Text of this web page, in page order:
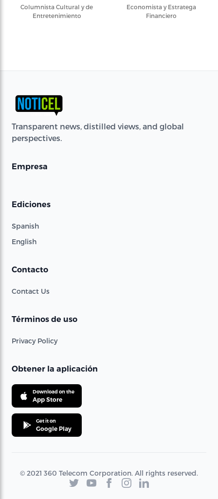
Columnista Cultural y de
Entretenimiento
Economista y Estratega
Financiero
Transparent news, distilled views, and global
perspectives.
Empresa
Ediciones
Spanish
English
Contacto
Contact Us
Términos de uso
Privacy Policy
Obtener la aplicación
Download on the
App Store
Get it on
Google Play
© 2021 360 Telecom Corporation. All rights reserved.